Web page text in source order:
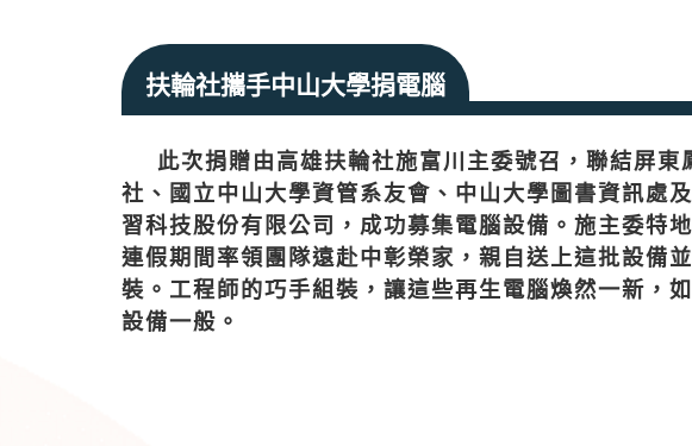
扶輪社攜手中山大學捐電腦
此次捐贈由高雄扶輪社施富川主委號召，聯結屏東
社、國立中山大學資管系友會、中山大學圖書資訊處
習科技股份有限公司，成功募集電腦設備。施主委特
連假期間率領團隊遠赴中彰榮家，親自送上這批設備
裝。工程師的巧手組裝，讓這些再生電腦煥然一新，
設備一般。